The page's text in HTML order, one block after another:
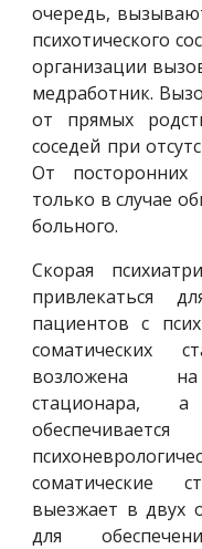
очередь,
психотического
организации
медработник.
от прямых
соседей при
От
только в случае
больного.
Скорая
привлекаться
пациентов с
соматических
возложена на
стационара,
соматические
выезжает в двух
для